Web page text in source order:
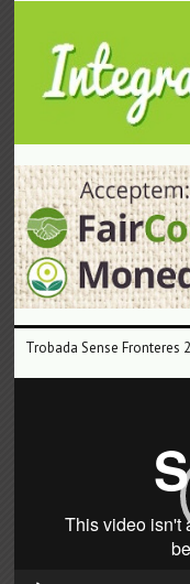
Trobada Sense Fronteres